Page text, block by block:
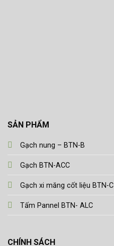
SẢN PHẨM
Gạch nung – BTN-B
Gạch BTN-ACC
Gạch xi măng cốt liệu BTN-C
Tấm Pannel BTN- ALC
CHÍNH SÁCH